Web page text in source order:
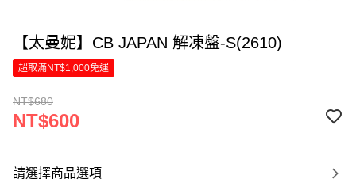
【太曼妮】CB JAPAN 解凍盤-S(2610)
超取滿NT$1,000免運
NT$680
NT$600
請選擇商品選項